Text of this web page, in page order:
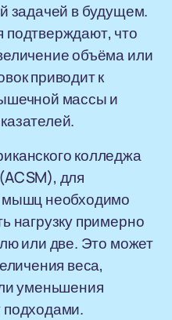
задачей в будущем.
что
объёма или
приводит к
массы и
колледжа
для
мышц необходимо
нагрузку примерно
или две. Это может
веса,
уменьшения